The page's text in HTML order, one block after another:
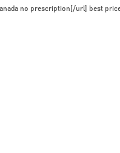
no prescription[/url] best